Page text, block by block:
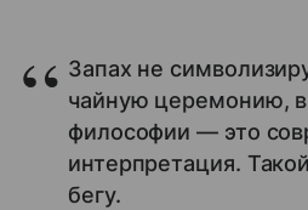
Запах не
чайную церемонию,
философии — это
интерпретация.
бегу.